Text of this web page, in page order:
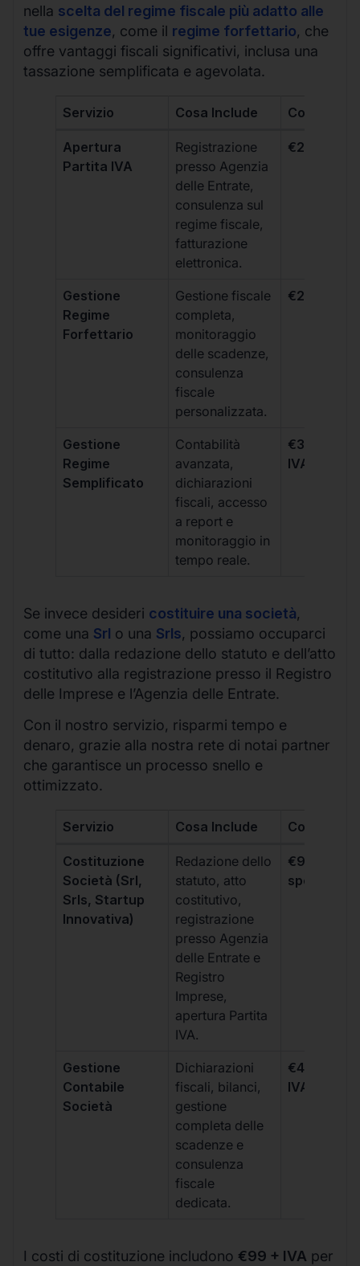
nella scelta del regime fiscale più adatto alle
tue esigenze, come il regime forfettario, che
offre vantaggi fiscali significativi, inclusa una
tassazione semplificata e agevolata.
Servizio Cosa Include Costo
Apertura
Partita IVA
Registrazione
presso Agenzia
delle Entrate,
consulenza sul
regime fiscale,
fatturazione
elettronica.
€264 +
Gestione
Regime
Forfettario
Gestione fiscale
completa,
monitoraggio
delle scadenze,
consulenza
fiscale
personalizzata.
€264 +
Gestione
Regime
Semplificato
Contabilità
avanzata,
dichiarazioni
fiscali, accesso
a report e
monitoraggio in
tempo reale.
€333 +
IVA/
Se invece desideri costituire una società,
come una Srl o una Srls, possiamo occuparci
di tutto: dalla redazione dello statuto e dell’atto
costitutivo alla registrazione presso il Registro
delle Imprese e l’Agenzia delle Entrate.
Con il nostro servizio, risparmi tempo e
denaro, grazie alla nostra rete di notai partner
che garantisce un processo snello e
ottimizzato.
Servizio Cosa Include Costo
Costituzione
Società (Srl,
Srls, Startup
Innovativa)
Redazione dello
statuto, atto
costitutivo,
registrazione
presso Agenzia
delle Entrate e
Registro
Imprese,
apertura Partita
IVA.
€99 + IVA
spese
Gestione
Contabile
Società
Dichiarazioni
fiscali, bilanci,
gestione
completa delle
scadenze e
consulenza
fiscale
dedicata.
€499 +
IVA/
I costi di costituzione includono €99 + IVA per